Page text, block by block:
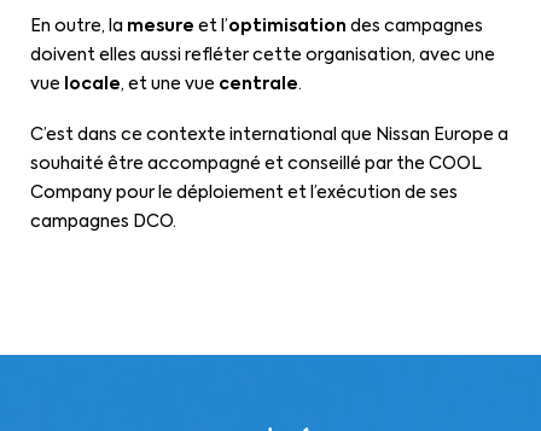
En outre, la mesure et l’optimisation des campagnes
doivent elles aussi refléter cette organisation, avec une
vue
locale, et une vue centrale.
C’est dans ce contexte international que Nissan Europe a
souhaité être accompagné et conseillé par the COOL
Company pour le déploiement et l’exécution de ses
campagnes DCO.